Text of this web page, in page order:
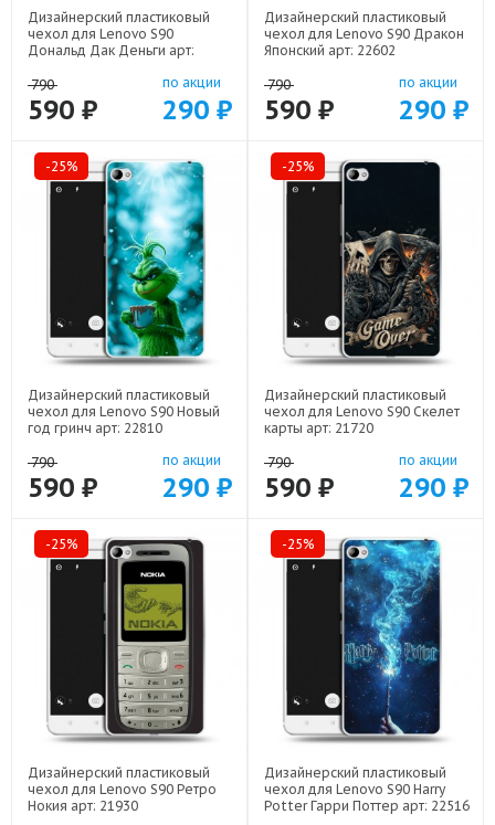
Дизайнерский пластиковый
чехол для Lenovo S90
Дональд Дак Деньги арт:
790
590 ₽
по акции
290 ₽
Дизайнерский пластиковый
чехол для Lenovo S90 Дракон
Японский арт: 22602
790
590 ₽
по акции
290 ₽
-25%
Дизайнерский пластиковый
чехол для Lenovo S90 Новый
год гринч арт: 22810
790
590 ₽
по акции
290 ₽
-25%
Дизайнерский пластиковый
чехол для Lenovo S90 Скелет
карты арт: 21720
790
590 ₽
по акции
290 ₽
-25%
Дизайнерский пластиковый
чехол для Lenovo S90 Ретро
Нокия арт: 21930
-25%
Дизайнерский пластиковый
чехол для Lenovo S90 Harry
Potter Гарри Поттер арт: 22516